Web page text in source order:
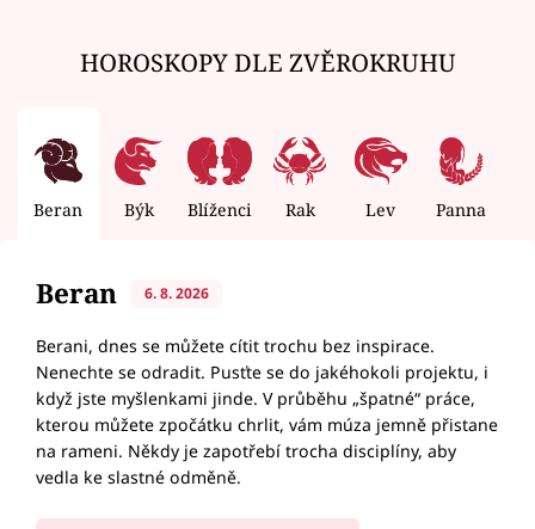
HOROSKOPY DLE ZVĚROKRUHU
Beran Býk Blíženci Rak Lev Panna
Beran 6. 8. 2026
Berani, dnes se můžete cítit trochu bez inspirace.
Nenechte se odradit. Pusťte se do jakéhokoli projektu, i
když jste myšlenkami jinde. V průběhu „špatné“ práce,
kterou můžete zpočátku chrlit, vám múza jemně přistane
na rameni. Někdy je zapotřebí trocha disciplíny, aby
vedla ke slastné odměně.